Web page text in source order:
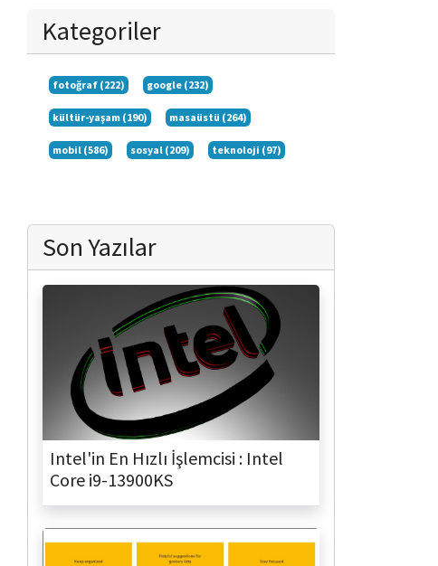
Kategoriler
fotoğraf (222) google (232)
kültür-yaşam (190) masaüstü (264)
mobil (586) sosyal (209) teknoloji (97)
Son Yazılar
Intel'in En Hızlı İşlemcisi : Intel
Core i9-13900KS